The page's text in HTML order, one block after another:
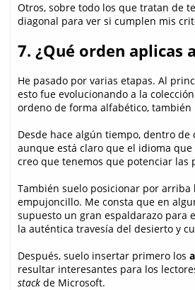
Otros, sobre todo los que tratan de
diagonal para ver si cumplen mis
7. ¿Qué orden aplicas
He pasado por varias etapas. Al
esto fue evolucionando a la
ordeno de forma alfabético,
Desde hace algún tiempo, dentro
aunque está claro que el idioma
creo que tenemos que potenciar las
También suelo posicionar por arriba
empujoncillo. Me consta que en
supuesto un gran espaldarazo para
la auténtica travesía del desierto y
Después, suelo insertar primero los
resultar interesantes para los
stack de Microsoft.